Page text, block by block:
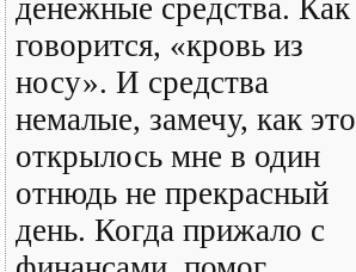
денежные средства. Как
говорится, «кровь из
носу». И средства
немалые, замечу, как это
открылось мне в один
отнюдь не прекрасный
день. Когда прижало с